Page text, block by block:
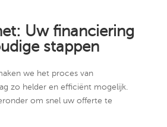
Uw financiering
stappen
we het proces van
zo helder en efficiënt mogelijk.
om snel uw offerte te